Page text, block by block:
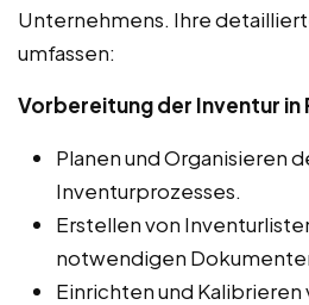
Unternehmens. Ihre
umfassen:
Vorbereitung der Inventur in
Planen und Organisieren
Inventurprozesses.
Erstellen von
notwendigen
Einrichten und